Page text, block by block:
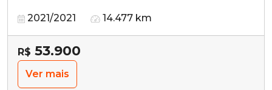
2021/2021 14.477 km
R$ 53.900
Ver mais